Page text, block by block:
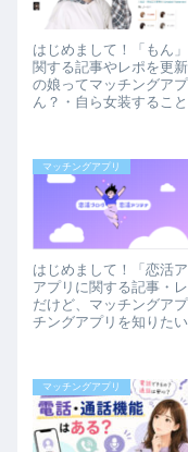
はじめまして！「もん
関する記事やレポを更
の娘ってマッチングア
ん？・自ら女装するこ
マッチングアプリ
はじめまして！「恋活
アプリに関する記事・
だけど、マッチングア
チングアプリを知りた
マッチングアプリ